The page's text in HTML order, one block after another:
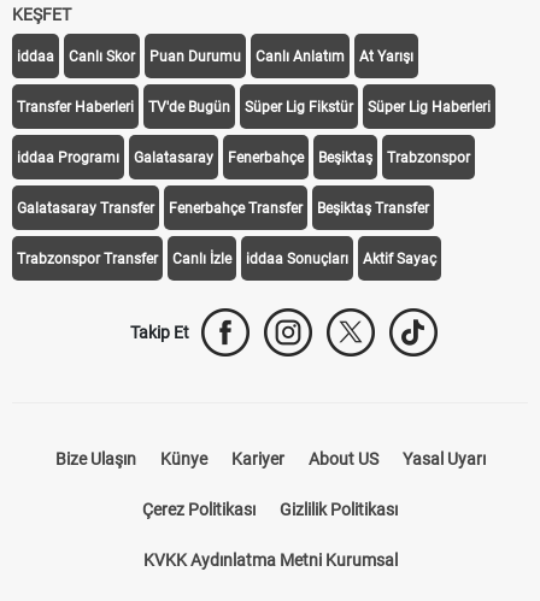
KEŞFET
iddaa Canlı Skor Puan Durumu Canlı Anlatım At Yarışı
Transfer Haberleri TV'de Bugün Süper Lig Fikstür Süper Lig Haberleri
iddaa Programı Galatasaray Fenerbahçe Beşiktaş Trabzonspor
Galatasaray Transfer Fenerbahçe Transfer Beşiktaş Transfer
Trabzonspor Transfer Canlı İzle iddaa Sonuçları Aktif Sayaç
Takip Et
Bize Ulaşın Künye Kariyer About US Yasal Uyarı
Çerez Politikası Gizlilik Politikası
KVKK Aydınlatma Metni Kurumsal